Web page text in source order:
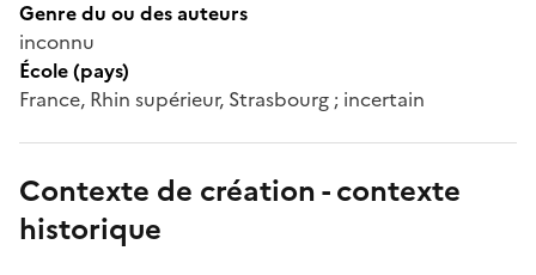
Genre du ou des auteurs
inconnu
École (pays)
France, Rhin supérieur, Strasbourg ; incertain
Contexte de création - contexte
historique